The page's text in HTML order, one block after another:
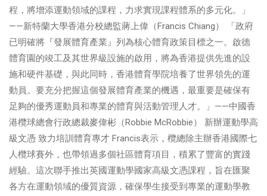
程，將增添運動領域的課程，力求實現課程體系的多元化。」
——新特蘭大學香港分校總監蔣上偉（Francis Chiang） 「政府
已明確將『發展體育產業』列為核心體育政策目標之一。啟德
體育園的竣工及其世界級設施的啟用，將為香港提供先進的設
施和硬件基礎，與此同時，香港體育學院培養了世界領先的運
動員。要充分把握這個發展體育產業的機遇，最重要是確保有
足夠的優秀運動員和專業的體育與活動管理人才。」——中國香
港欖球總會行政總裁麥偉彬（Robbie McRobbie） 新辦運動學高
級文憑 致力培訓體育專才 Francis表示，欖總除主辦香港國際七
人欖球賽外，也帶領過多個社區體育項目，積累了豐富的實踐
經驗。這次聯手推出英國運動學國家高級文憑課程，旨在匯聚
各方在運動領域的優質資源，確保學生接受到專業的運動學教